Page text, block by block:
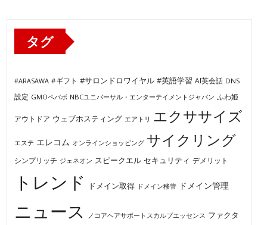
タグ
#ARASAWA #ギフト #サロンドロワイヤル #英語学習 AI英会話 DNS
設定 GMOペパボ NBCユニバーサル・エンターテイメントジャパン ふわ姫
アウトドア ウェブホスティング エアトリ エクササイズ
エステ エレコム オンラインショッピング サイクリング
シンプリッチ ジェネオン スピークエル セキュリティ デメリット
トレンド ドメイン取得 ドメイン移管 ドメイン管理
ニュース ノコアヘアサポートスカルプエッセンス ファクタ